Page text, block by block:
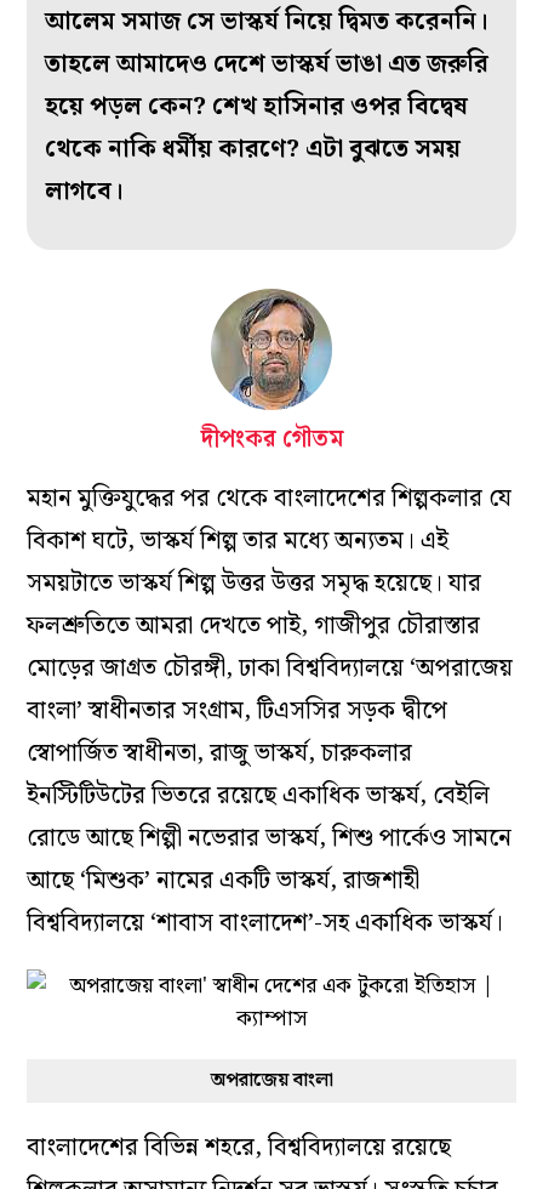
আলেম সমাজ সে ভাস্কর্য নিয়ে দ্বিমত করেননি।
তাহলে আমাদেও দেশে ভাস্কর্য ভাঙা এত জরুরি
হয়ে পড়ল কেন? শেখ হাসিনার ওপর বিদ্বেষ
থেকে নাকি ধর্মীয় কারণে? এটা বুঝতে সময়
লাগবে।
দীপংকর গৌতম
মহান মুক্তিযুদ্ধের পর থেকে বাংলাদেশের শিল্পকলার যে
বিকাশ ঘটে, ভাস্কর্য শিল্প তার মধ্যে অন্যতম। এই
সময়টাতে ভাস্কর্য শিল্প উত্তর উত্তর সমৃদ্ধ হয়েছে। যার
ফলশ্রুতিতে আমরা দেখতে পাই, গাজীপুর চৌরাস্তার
মোড়ের জাগ্রত চৌরঙ্গী, ঢাকা বিশ্ববিদ্যালয়ে ‘অপরাজেয়
বাংলা’ স্বাধীনতার সংগ্রাম, টিএসসির সড়ক দ্বীপে
স্বোপার্জিত স্বাধীনতা, রাজু ভাস্কর্য, চারুকলার
ইনস্টিটিউটের ভিতরে রয়েছে একাধিক ভাস্কর্য, বেইলি
রোডে আছে শিল্পী নভেরার ভাস্কর্য, শিশু পার্কেও সামনে
আছে ‘মিশুক’ নামের একটি ভাস্কর্য, রাজশাহী
বিশ্ববিদ্যালয়ে ‘শাবাস বাংলাদেশ’-সহ একাধিক ভাস্কর্য।
অপরাজেয় বাংলা
বাংলাদেশের বিভিন্ন শহরে, বিশ্ববিদ্যালয়ে রয়েছে